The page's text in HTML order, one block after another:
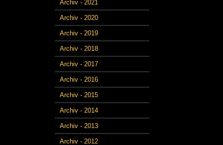
Archiv - 2021
Archiv - 2020
Archiv - 2019
Archiv - 2018
Archiv - 2017
Archiv - 2016
Archiv - 2015
Archiv - 2014
Archiv - 2013
Archiv - 2012